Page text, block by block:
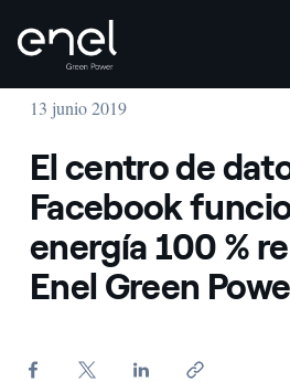
Saltar al contenido
13 junio 2019
El centro de
Facebook
energía 100 %
Enel Green